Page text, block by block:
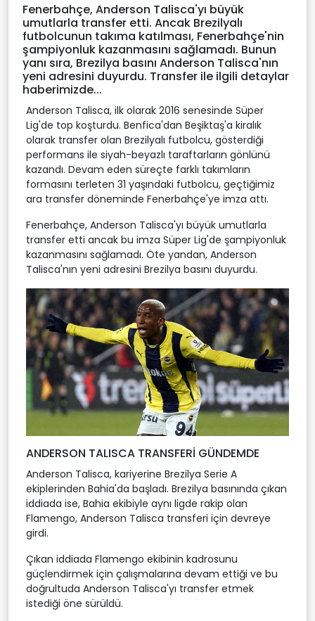
Fenerbahçe, Anderson Talisca'yı büyük
umutlarla transfer etti. Ancak Brezilyalı
futbolcunun takıma katılması, Fenerbahçe'nin
şampiyonluk kazanmasını sağlamadı. Bunun
yanı sıra, Brezilya basını Anderson Talisca'nın
yeni adresini duyurdu. Transfer ile ilgili detaylar
haberimizde...
Anderson Talisca, ilk olarak 2016 senesinde Süper
Lig'de top koşturdu. Benfica'dan Beşiktaş'a kiralık
olarak transfer olan Brezilyalı futbolcu, gösterdiği
performans ile siyah-beyazlı taraftarların gönlünü
kazandı. Devam eden süreçte farklı takımların
formasını terleten 31 yaşındaki futbolcu, geçtiğimiz
ara transfer döneminde Fenerbahçe'ye imza attı.
Fenerbahçe, Anderson Talisca'yı büyük umutlarla
transfer etti ancak bu imza Süper Lig'de şampiyonluk
kazanmasını sağlamadı. Öte yandan, Anderson
Talisca'nın yeni adresini Brezilya basını duyurdu.
ANDERSON TALISCA TRANSFERİ GÜNDEMDE
Anderson Talisca, kariyerine Brezilya Serie A
ekiplerinden Bahia'da başladı. Brezilya basınında çıkan
iddiada ise, Bahia ekibiyle aynı ligde rakip olan
Flamengo, Anderson Talisca transferi için devreye
girdi.
Çıkan iddiada Flamengo ekibinin kadrosunu
güçlendirmek için çalışmalarına devam ettiği ve bu
doğrultuda Anderson Talisca'yı transfer etmek
istediği öne sürüldü.